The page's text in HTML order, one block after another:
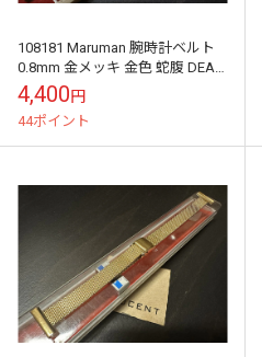
108181 Maruman 腕時計ベルト
0.8mm 金メッキ 金色 蛇腹 DEAD
STOCK
4,400円
44ポイント